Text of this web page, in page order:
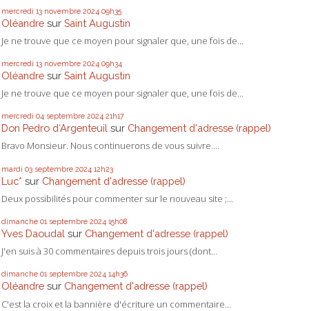
mercredi 13 novembre 2024 09h35
Oléandre sur Saint Augustin
Je ne trouve que ce moyen pour signaler que, une fois de...
mercredi 13 novembre 2024 09h34
Oléandre sur Saint Augustin
Je ne trouve que ce moyen pour signaler que, une fois de...
mercredi 04 septembre 2024 21h17
Don Pedro d‘Argenteuil sur Changement d'adresse (rappel)
Bravo Monsieur. Nous continuerons de vous suivre....
mardi 03 septembre 2024 12h23
Luc* sur Changement d'adresse (rappel)
Deux possibilités pour commenter sur le nouveau site ;...
dimanche 01 septembre 2024 15h08
Yves Daoudal sur Changement d'adresse (rappel)
J'en suis à 30 commentaires depuis trois jours (dont...
dimanche 01 septembre 2024 14h36
Oléandre sur Changement d'adresse (rappel)
C'est la croix et la bannière d'écriture un commentaire...